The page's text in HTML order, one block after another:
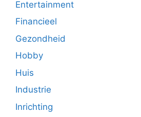
Entertainment
Financieel
Gezondheid
Hobby
Huis
Industrie
Inrichting